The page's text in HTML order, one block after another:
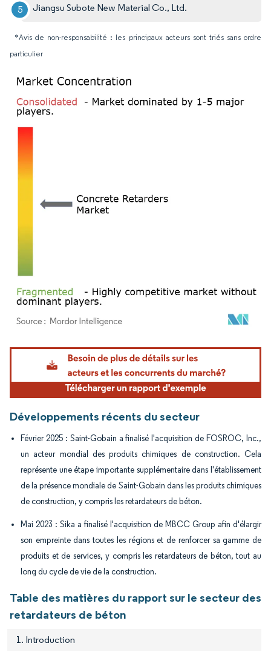
Jiangsu Subote New Material Co., Ltd.
*Avis de non-responsabilité : les principaux acteurs sont triés sans ordre
particulier
Image © Mordor Intelligence. La réutilisation nécessite une attribution sous CC BY
Développements récents du secteur
Février 2025 : Saint-Gobain a finalisé l'acquisition de FOSROC, Inc.,
un acteur mondial des produits chimiques de construction. Cela
représente une étape importante supplémentaire dans l'établissement
de la présence mondiale de Saint-Gobain dans les produits chimiques
de construction, y compris les retardateurs de béton.
Mai 2023 : Sika a finalisé l'acquisition de MBCC Group afin d'élargir
son empreinte dans toutes les régions et de renforcer sa gamme de
produits et de services, y compris les retardateurs de béton, tout au
long du cycle de vie de la construction.
Table des matières du rapport sur le secteur des
retardateurs de béton
1. Introduction